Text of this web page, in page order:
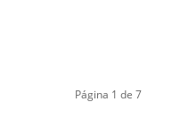
Página 1 de 7